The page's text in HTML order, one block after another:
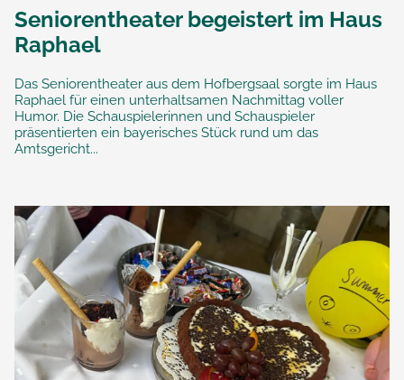
Seniorentheater begeistert im Haus
Raphael
Das Seniorentheater aus dem Hofbergsaal sorgte im Haus
Raphael für einen unterhaltsamen Nachmittag voller
Humor. Die Schauspielerinnen und Schauspieler
präsentierten ein bayerisches Stück rund um das
Amtsgericht...